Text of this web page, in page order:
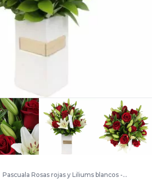
Pascuala Rosas rojas y Liliums blancos -